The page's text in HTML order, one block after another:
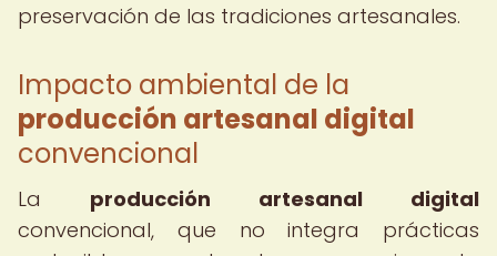
preservación de las tradiciones artesanales.
Impacto ambiental de la
producción artesanal digital
convencional
La producción artesanal digital
convencional, que no integra prácticas